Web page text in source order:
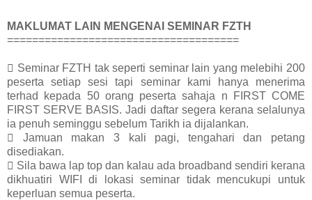
MAKLUMAT LAIN MENGENAI SEMINAR FZTH
=====================================
 Seminar FZTH tak seperti seminar lain yang melebihi 200
peserta setiap sesi tapi seminar kami hanya menerima
terhad kepada 50 orang peserta sahaja n FIRST COME
FIRST SERVE BASIS. Jadi daftar segera kerana selalunya
ia penuh seminggu sebelum Tarikh ia dijalankan.
 Jamuan makan 3 kali pagi, tengahari dan petang
disediakan.
 Sila bawa lap top dan kalau ada broadband sendiri kerana
dikhuatiri WIFI di lokasi seminar tidak mencukupi untuk
keperluan semua peserta.